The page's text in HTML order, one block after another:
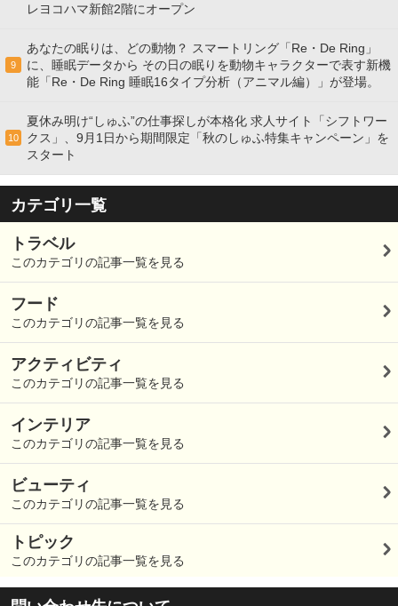
レヨコハマ新館2階にオープン
9
あなたの眠りは、どの動物？ スマートリング「Re・De Ring」
に、睡眠データから その日の眠りを動物キャラクターで表す新機
能「Re・De Ring 睡眠16タイプ分析（アニマル編）」が登場。
10
夏休み明け“しゅふ”の仕事探しが本格化 求人サイト「シフトワー
クス」、9月1日から期間限定「秋のしゅふ特集キャンペーン」を
スタート
カテゴリ一覧
トラベル
このカテゴリの記事一覧を見る
フード
このカテゴリの記事一覧を見る
アクティビティ
このカテゴリの記事一覧を見る
インテリア
このカテゴリの記事一覧を見る
ビューティ
このカテゴリの記事一覧を見る
トピック
このカテゴリの記事一覧を見る